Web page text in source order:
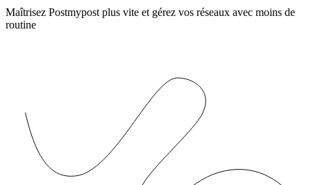
Maîtrisez Postmypost plus vite et gérez vos réseaux avec moins de
routine